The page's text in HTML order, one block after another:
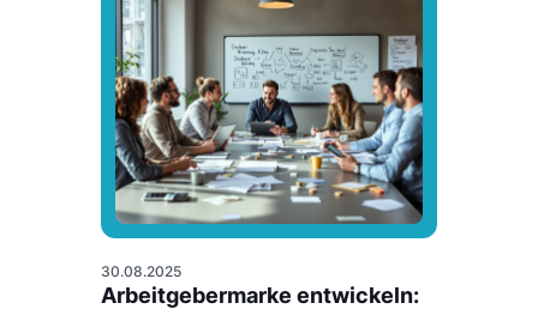
30.08.2025
Arbeitgebermarke entwickeln: